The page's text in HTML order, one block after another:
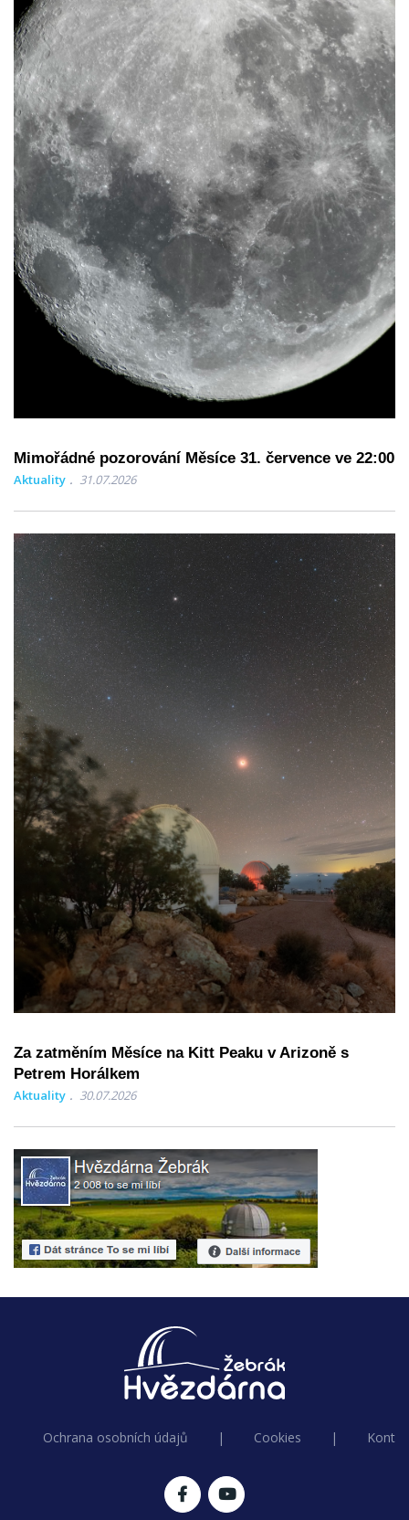
Mimořádné pozorování Měsíce 31. července ve 22:00
Aktuality 31.07.2026
Za zatměním Měsíce na Kitt Peaku v Arizoně s
Petrem Horálkem
Aktuality 30.07.2026
Ochrana osobních údajů | Cookies |